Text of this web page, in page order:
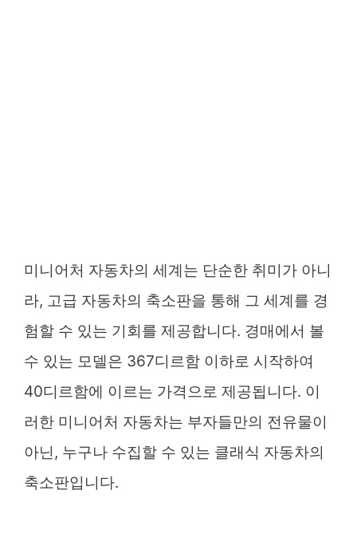
미니어처 자동차의 세계는 단순한 취미가 아니
라, 고급 자동차의 축소판을 통해 그 세계를 경
험할 수 있는 기회를 제공합니다. 경매에서 볼
수 있는 모델은 367디르함 이하로 시작하여
40디르함에 이르는 가격으로 제공됩니다. 이
러한 미니어처 자동차는 부자들만의 전유물이
아닌, 누구나 수집할 수 있는 클래식 자동차의
축소판입니다.